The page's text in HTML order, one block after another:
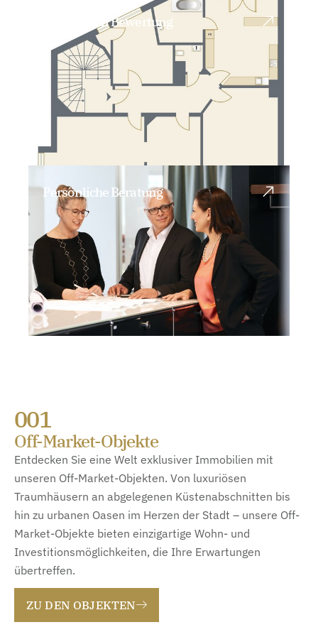
Immobilien Bewertung
Persönliche Beratung
001
Off-Market-Objekte
Entdecken Sie eine Welt exklusiver Immobilien mit
unseren Off-Market-Objekten. Von luxuriösen
Traumhäusern an abgelegenen Küstenabschnitten bis
hin zu urbanen Oasen im Herzen der Stadt – unsere Off-
Market-Objekte bieten einzigartige Wohn- und
Investitionsmöglichkeiten, die Ihre Erwartungen
übertreffen.
ZU DEN OBJEKTEN